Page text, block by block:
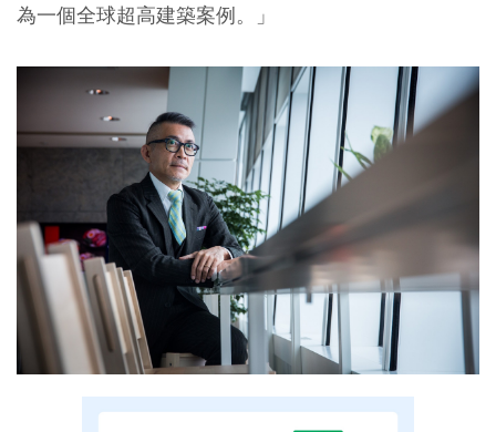
為一個全球超高建築案例。」